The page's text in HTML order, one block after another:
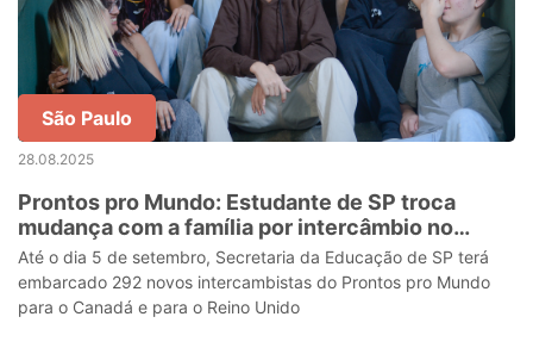
São Paulo
28.08.2025
Prontos pro Mundo: Estudante de SP troca
mudança com a família por intercâmbio no
Canadá
Até o dia 5 de setembro, Secretaria da Educação de SP terá
embarcado 292 novos intercambistas do Prontos pro Mundo
para o Canadá e para o Reino Unido